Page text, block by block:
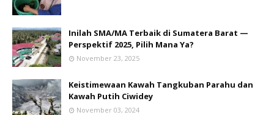
Inilah SMA/MA Terbaik di Sumatera Barat —
Perspektif 2025, Pilih Mana Ya?
November 23, 2025
Keistimewaan Kawah Tangkuban Parahu dan
Kawah Putih Ciwidey
November 03, 2024